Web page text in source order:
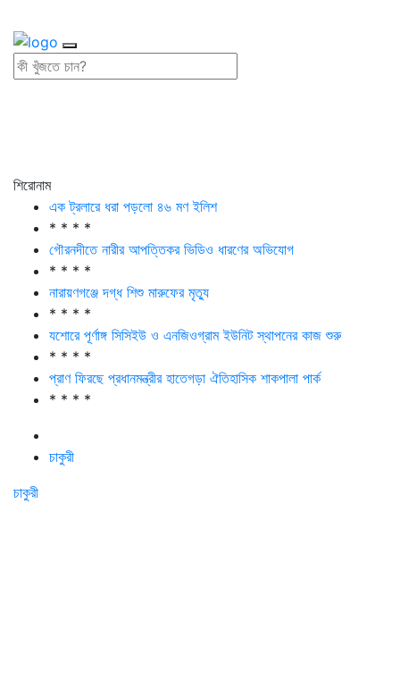
শিরোনাম
এক ট্রলারে ধরা পড়লো ৪৬ মণ ইলিশ
* * * *
গৌরনদীতে নারীর আপত্তিকর ভিডিও ধারণের অভিযোগ
* * * *
নারায়ণগঞ্জে দগ্ধ শিশু মারুফের মৃত্যু
* * * *
যশোরে পূর্ণাঙ্গ সিসিইউ ও এনজিওগ্রাম ইউনিট স্থাপনের কাজ শুরু
* * * *
প্রাণ ফিরছে প্রধানমন্ত্রীর হাতেগড়া ঐতিহাসিক শাকপালা পার্ক
* * * *
চাকুরী
চাকুরী